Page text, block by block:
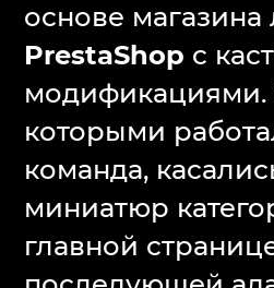
основе
PrestaShop с
модификациями.
которыми
команда,
миниатюр
главной